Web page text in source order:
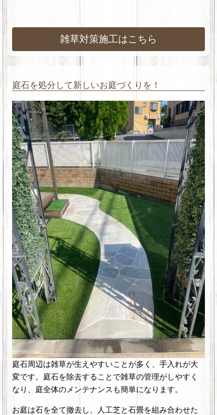
雑草対策施工はこちら
庭石を処分して新しいお庭づくりを！
庭石周辺は雑草が生えやすいことが多く、手入れが大
変です。庭石を除去することで雑草の管理がしやすく
なり、庭全体のメンテナンスも簡単になります。
お庭は石を全て撤去し、人工芝と石畳を組み合わせた